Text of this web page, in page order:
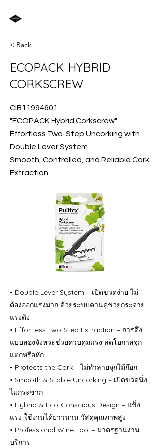
< Back
ECOPACK HYBRID
CORKSCREW
CIB11994601
"ECOPACK Hybrid Corkscrew"
Effortless Two-Step Uncorking with
Double Lever System
Smooth, Controlled, and Reliable Cork
Extraction
• Double Lever System – เปิดขวดง่าย ไม่
ต้องออกแรงมาก ด้วยระบบคานคู่ช่วยกระจาย
แรงดึง
• Effortless Two-Step Extraction – การดึง
แบบสองจังหวะช่วยควบคุมแรง ลดโอกาสจุก
แตกหรือหัก
• Protects the Cork – ไม่ทำลายจุกไม้ก๊อก
• Smooth & Stable Uncorking – เปิดขวดนิ่ง
ไม่กระชาก
• Hybrid & Eco-Conscious Design – แข็ง
แรง ใช้งานได้ยาวนาน วัสดุคุณภาพสูง
• Professional Wine Tool – มาตรฐานงาน
บริการ